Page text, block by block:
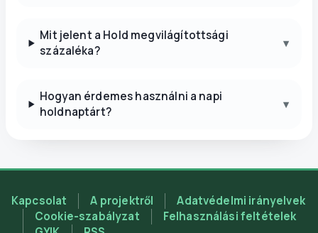
Mit jelent a Hold megvilágítottsági
százaléka?
▾
Hogyan érdemes használni a napi
holdnaptárt?
▾
Kapcsolat A projektről
Adatvédelmi irányelvek
Cookie-szabályzat
Felhasználási feltételek